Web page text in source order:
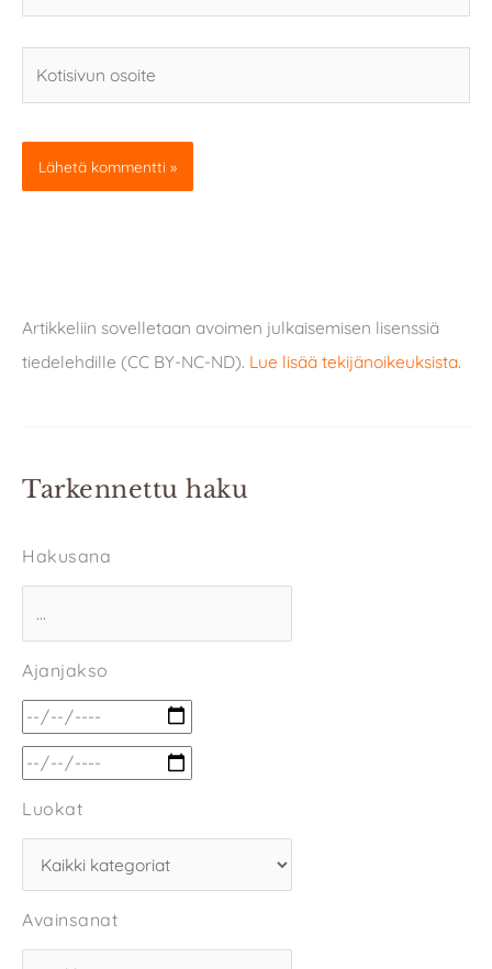
osoite
Artikkeliin sovelletaan avoimen julkaisemisen lisenssiä
tiedelehdille (CC BY-NC-ND). Lue lisää tekijänoikeuksista.
Tarkennettu haku
Hakusana
Ajanjakso
Luokat
Avainsanat